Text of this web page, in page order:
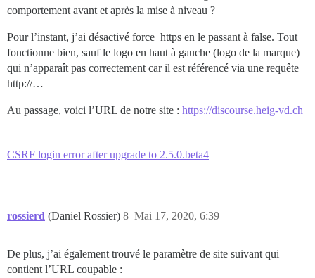
comportement avant et après la mise à niveau ?
Pour l’instant, j’ai désactivé force_https en le passant à false. Tout
fonctionne bien, sauf le logo en haut à gauche (logo de la marque)
qui n’apparaît pas correctement car il est référencé via une requête
http://…
Au passage, voici l’URL de notre site : https://discourse.heig-vd.ch
CSRF login error after upgrade to 2.5.0.beta4
rossierd (Daniel Rossier) Mai 17, 2020, 6:39
8
De plus, j’ai également trouvé le paramètre de site suivant qui
contient l’URL coupable :